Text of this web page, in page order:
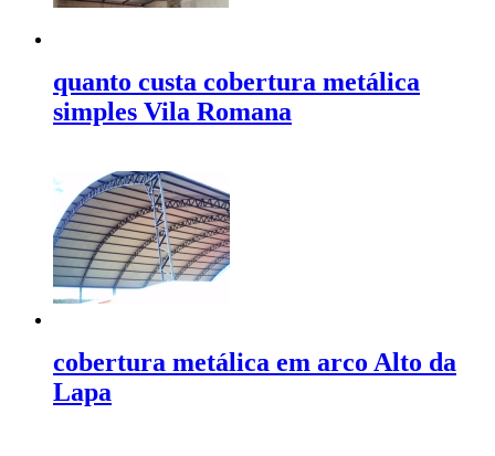
quanto custa cobertura metálica
simples Vila Romana
cobertura metálica em arco Alto da
Lapa